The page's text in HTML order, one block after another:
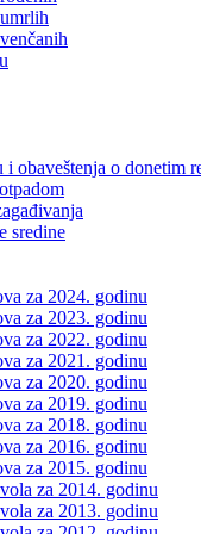
obaveštenja o donetim
sredine
za 2024. godinu
za 2023. godinu
za 2022. godinu
za 2021. godinu
za 2020. godinu
za 2019. godinu
za 2018. godinu
za 2016. godinu
za 2015. godinu
za 2014. godinu
za 2013. godinu